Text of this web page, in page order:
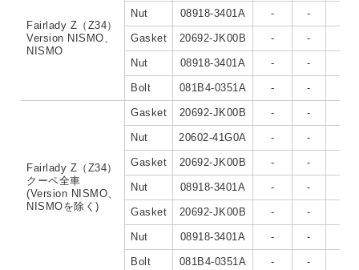
Fairlady Z（Z34）
Version NISMO、
NISMO
Nut 08918-3401A - -
Gasket 20692-JK00B - -
Nut 08918-3401A - -
Bolt 081B4-0351A - -
Fairlady Z（Z34）
クーペ全車
(Version NISMO、
NISMOを除く)
Gasket 20692-JK00B - -
Nut 20602-41G0A - -
Gasket 20692-JK00B - -
Nut 08918-3401A - -
Gasket 20692-JK00B - -
Nut 08918-3401A - -
Bolt 081B4-0351A - -